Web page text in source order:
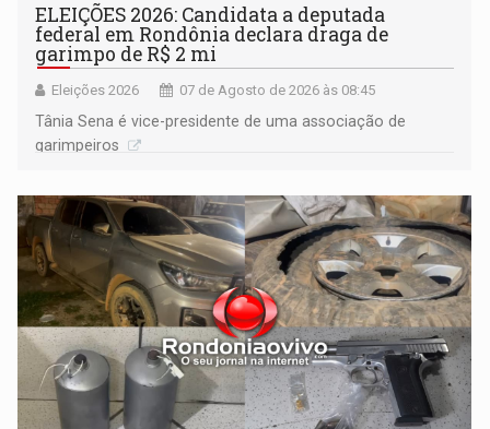
ELEIÇÕES 2026: Candidata a deputada
federal em Rondônia declara draga de
garimpo de R$ 2 mi
Eleições 2026 07 de Agosto de 2026 às 08:45
Tânia Sena é vice-presidente de uma associação de
garimpeiros